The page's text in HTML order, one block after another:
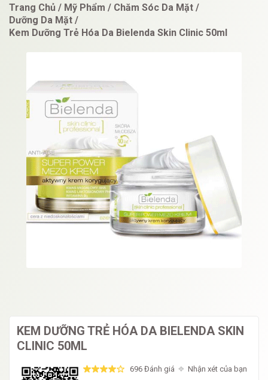
Trang Chủ Mỹ Phẩm
Chăm Sóc Da Mặt
Dưỡng Da Mặt
Kem Dưỡng Trẻ Hóa Da Bielenda Skin Clinic 50ml
KEM DƯỠNG TRẺ HÓA DA BIELENDA SKIN
CLINIC 50ML
696 Đánh giá Nhận xét của bạn